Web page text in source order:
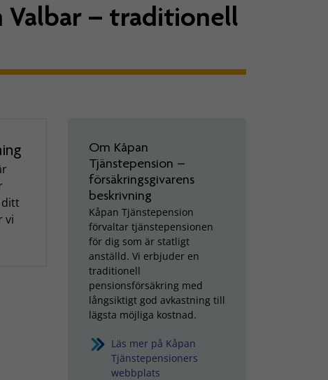
Valbar – traditionell
ditt
vi
Om Kåpan
Tjänstepension –
försäkringsgivarens
beskrivning
Kåpan Tjänstepension
förvaltar tjänstepensionen
för dig som är statligt
anställd. Vi erbjuder en
traditionell
pensionsförsäkring med
långsiktigt god avkastning till
lägsta möjliga kostnad.
Läs mer på Kåpan
Tjänstepensioners
webbplats